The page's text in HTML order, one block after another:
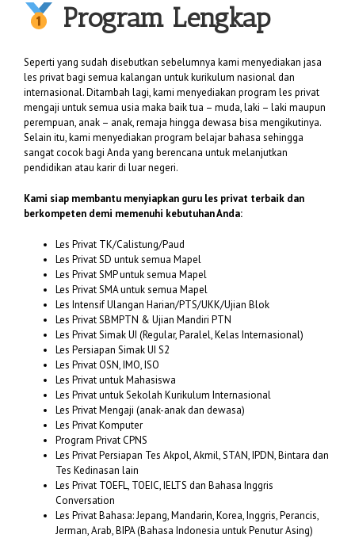
Program Lengkap
Seperti yang sudah disebutkan sebelumnya kami menyediakan jasa
les privat bagi semua kalangan untuk kurikulum nasional dan
internasional. Ditambah lagi, kami menyediakan program les privat
mengaji untuk semua usia maka baik tua – muda, laki – laki maupun
perempuan, anak – anak, remaja hingga dewasa bisa mengikutinya.
Selain itu, kami menyediakan program belajar bahasa sehingga
sangat cocok bagi Anda yang berencana untuk melanjutkan
pendidikan atau karir di luar negeri.
Kami siap membantu menyiapkan guru les privat terbaik dan
berkompeten demi memenuhi kebutuhan Anda:
Les Privat TK/Calistung/Paud
Les Privat SD untuk semua Mapel
Les Privat SMP untuk semua Mapel
Les Privat SMA untuk semua Mapel
Les Intensif Ulangan Harian/PTS/UKK/Ujian Blok
Les Privat SBMPTN & Ujian Mandiri PTN
Les Privat Simak UI (Regular, Paralel, Kelas Internasional)
Les Persiapan Simak UI S2
Les Privat OSN, IMO, ISO
Les Privat untuk Mahasiswa
Les Privat untuk Sekolah Kurikulum Internasional
Les Privat Mengaji (anak-anak dan dewasa)
Les Privat Komputer
Program Privat CPNS
Les Privat Persiapan Tes Akpol, Akmil, STAN, IPDN, Bintara dan
Tes Kedinasan lain
Les Privat TOEFL, TOEIC, IELTS dan Bahasa Inggris
Conversation
Les Privat Bahasa: Jepang, Mandarin, Korea, Inggris, Perancis,
Jerman, Arab, BIPA (Bahasa Indonesia untuk Penutur Asing)